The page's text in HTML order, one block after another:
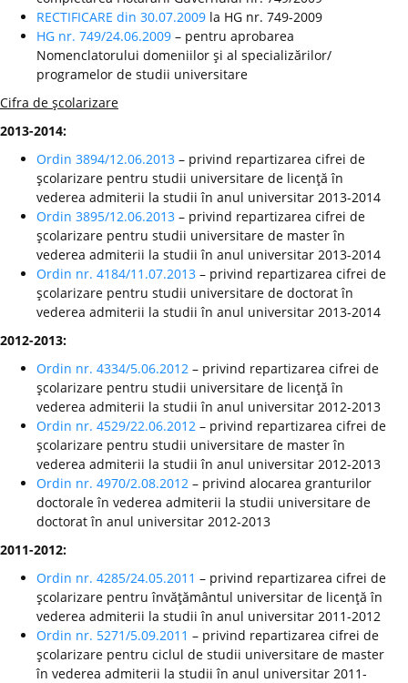
RECTIFICARE din 30.07.2009 la HG nr. 749-2009
HG nr. 749/24.06.2009 – pentru aprobarea
Nomenclatorului domeniilor şi al specializărilor/
programelor de studii universitare
Cifra de şcolarizare
2013-2014:
Ordin 3894/12.06.2013 – privind repartizarea cifrei de
şcolarizare pentru studii universitare de licenţă în
vederea admiterii la studii în anul universitar 2013-2014
Ordin 3895/12.06.2013 – privind repartizarea cifrei de
şcolarizare pentru studii universitare de master în
vederea admiterii la studii în anul universitar 2013-2014
Ordin nr. 4184/11.07.2013 – privind repartizarea cifrei de
şcolarizare pentru studii universitare de doctorat în
vederea admiterii la studii în anul universitar 2013-2014
2012-2013:
Ordin nr. 4334/5.06.2012 – privind repartizarea cifrei de
şcolarizare pentru studii universitare de licenţă în
vederea admiterii la studii în anul universitar 2012-2013
Ordin nr. 4529/22.06.2012 – privind repartizarea cifrei de
şcolarizare pentru studii universitare de master în
vederea admiterii la studii în anul universitar 2012-2013
Ordin nr. 4970/2.08.2012 – privind alocarea granturilor
doctorale în vederea admiterii la studii universitare de
doctorat în anul universitar 2012-2013
2011-2012:
Ordin nr. 4285/24.05.2011 – privind repartizarea cifrei de
şcolarizare pentru învăţământul universitar de licenţă în
vederea admiterii la studii în anul universitar 2011-2012
Ordin nr. 5271/5.09.2011 – privind repartizarea cifrei de
şcolarizare pentru ciclul de studii universitare de master
în vederea admiterii la studii în anul universitar 2011-